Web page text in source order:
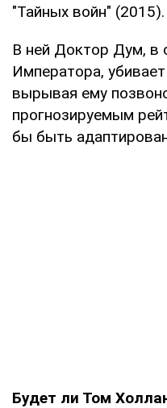
"Тайных войн" (2015).
В ней Доктор Дум, в
Императора,
вырывая ему
прогнозируемым
бы быть
Будет ли Том